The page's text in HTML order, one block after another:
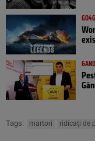
Tags: martori ridicați de